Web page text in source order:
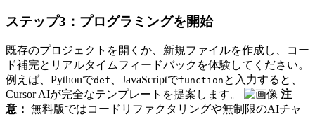
ステップ3：プログラミングを開始
既存のプロジェクトを開くか、新規ファイルを作成し、コー
ド補完とリアルタイムフィードバックを体験してください。
例えば、Pythonでdef 、JavaScriptでfunction と入力すると、
Cursor AIが完全なテンプレートを提案します。
注
意： 無料版ではコードリファクタリングや無制限のAIチャ